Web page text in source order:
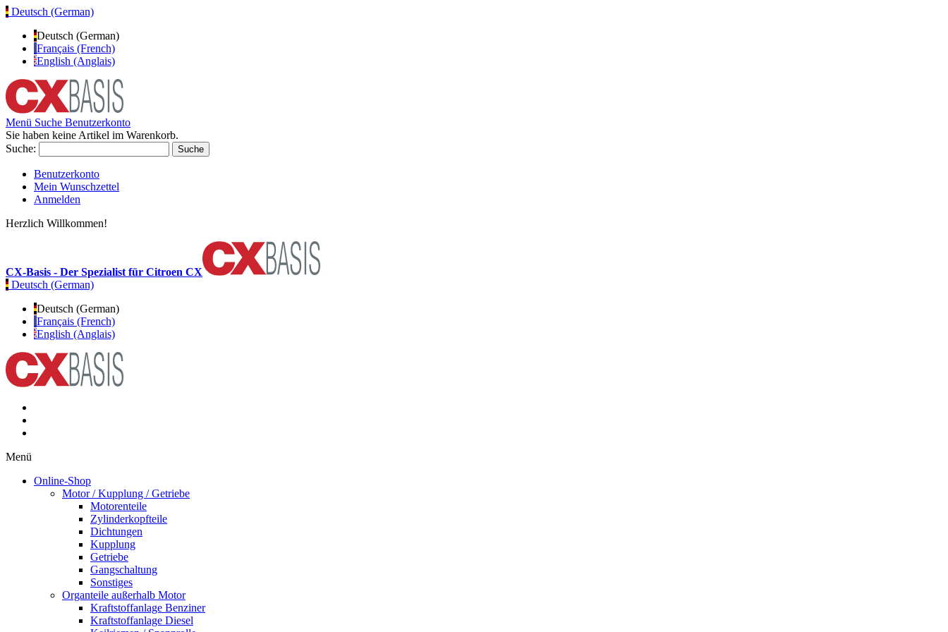
Deutsch (German)
Deutsch (German)
Français (French)
English (Anglais)
Menü Suche Benutzerkonto
Sie haben keine Artikel im Warenkorb.
Suche:
Suche
Benutzerkonto
Mein Wunschzettel
Anmelden
Herzlich Willkommen!
CX-Basis - Der Spezialist für Citroen CX
Deutsch (German)
Deutsch (German)
Français (French)
English (Anglais)
Menü
Online-Shop
Motor / Kupplung / Getriebe
Motorenteile
Zylinderkopfteile
Dichtungen
Kupplung
Getriebe
Gangschaltung
Sonstiges
Organteile außerhalb Motor
Kraftstoffanlage Benziner
Kraftstoffanlage Diesel